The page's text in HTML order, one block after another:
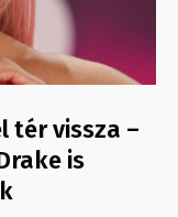
tér vissza –
is